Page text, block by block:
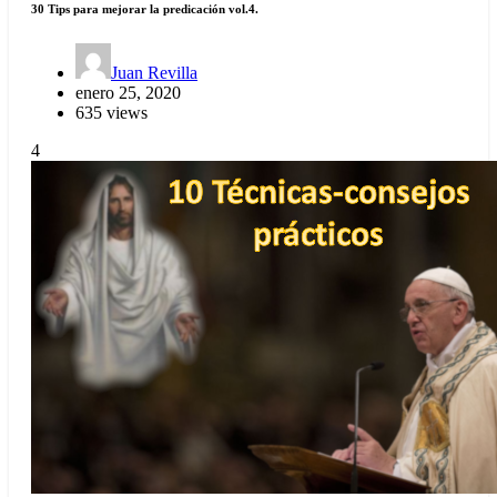
30 Tips para mejorar la predicación vol.4.
Juan Revilla
enero 25, 2020
635 views
4